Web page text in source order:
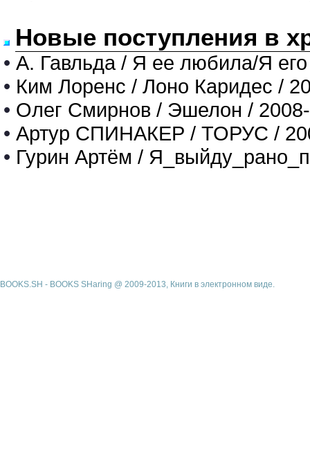
Новые поступления в
• А. Гавльда / Я ее любила/Я
• Ким Лоренс / Лоно Каридес /
• Олег Смирнов / Эшелон /
• Артур СПИНАКЕР / ТОРУС /
• Гурин Артём /
BOOKS.SH - BOOKS SHaring @ 2009-2013, Книги в электронном виде.